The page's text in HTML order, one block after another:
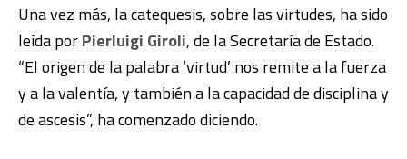
Una vez más, la catequesis, sobre las virtudes, ha sido
leída porPierluigi Giroli, de la Secretaría de Estado.
“El origen de la palabra ‘virtud’ nos remite a la fuerza
y a la valentía, y también a la capacidad de disciplina y
de ascesis”, ha comenzado diciendo.